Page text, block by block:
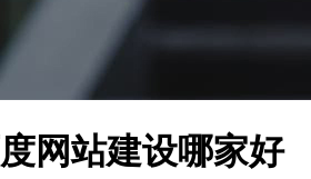
网站建设哪家好